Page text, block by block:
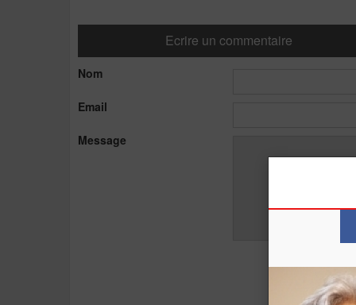
Ecrire un commentaire
Nom
Email
Message